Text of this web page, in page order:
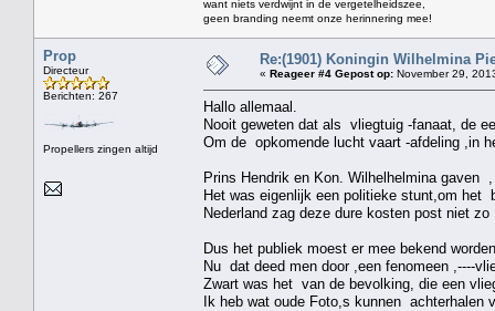
want niets verdwijnt in de vergetelheidszee,
geen branding neemt onze herinnering mee!
Prop
Directeur
Berichten: 267
Propellers zingen altijd
Re:(1901) Koningin Wilhelmina
« Reageer #4 Gepost op: November 29,
Hallo allemaal.
Nooit geweten dat als vliegtuig -fanaat, de
Om de opkomende lucht vaart -afdeling ,in
Prins Hendrik en Kon. Wilhelhelmina gaven
Het was eigenlijk een politieke stunt,om het
Nederland zag deze dure kosten post niet
Dus het publiek moest er mee bekend
Nu dat deed men door ,een fenomeen ,----
Zwart was het van de bevolking, die een
Ik heb wat oude Foto,s kunnen achterhalen